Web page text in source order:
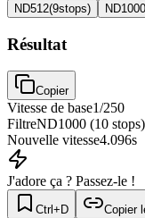
ND512(9stops) ND1000
Résultat
Copier
Vitesse de base1/250
FiltreND1000 (10 stops)
Nouvelle vitesse4.096s
J'adore ça ? Passez-le !
Ctrl+D Copier